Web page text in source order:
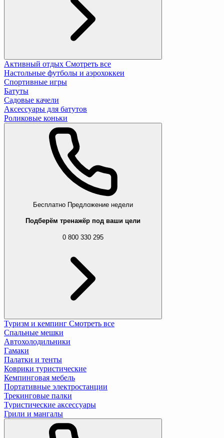
Активный отдых Смотреть все
Настольные футболы и аэрохоккеи
Спортивные игры
Батуты
Садовые качели
Аксессуары для батутов
Роликовые коньки
Бесплатно Предложение недели
Подберём тренажёр под ваши цели
0 800 330 295
Туризм и кемпинг Смотреть все
Спальные мешки
Автохолодильники
Гамаки
Палатки и тенты
Коврики туристические
Кемпинговая мебель
Портативные электростанции
Трекинговые палки
Туристические аксессуары
Грили и мангалы